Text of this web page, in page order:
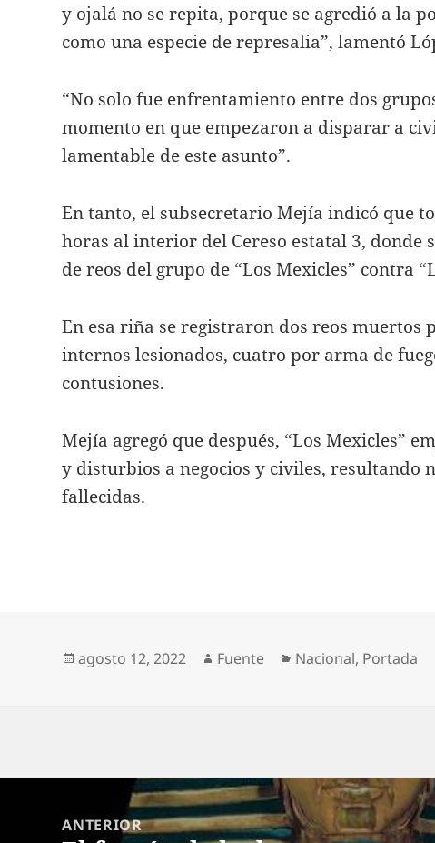
y ojalá no se repita, porque se agredió a la
como una especie de represalia”, lamentó
“No solo fue enfrentamiento entre dos
momento en que empezaron a disparar a
lamentable de este asunto”.
En tanto, el subsecretario Mejía indicó que
horas al interior del Cereso estatal 3, donde
de reos del grupo de “Los Mexicles” contra
En esa riña se registraron dos reos muertos
internos lesionados, cuatro por arma de
contusiones.
Mejía agregó que después, “Los Mexicles”
y disturbios a negocios y civiles, resultando
fallecidas.
Publicado
agosto 12, 2022 Autor
Fuente Categorías
Nacional, Portada
ANTERIOR